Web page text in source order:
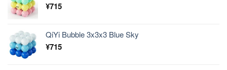
¥715
QiYi Bubble 3x3x3 Blue Sky
¥715